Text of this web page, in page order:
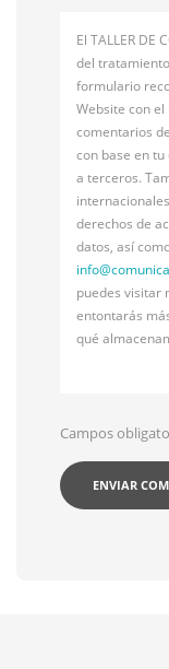
El TALLER DE
del
formulario
Website con
comentarios
con base en
a terceros.
derechos de
datos, así
info@
puedes visitar
entontarás
qué
Campos